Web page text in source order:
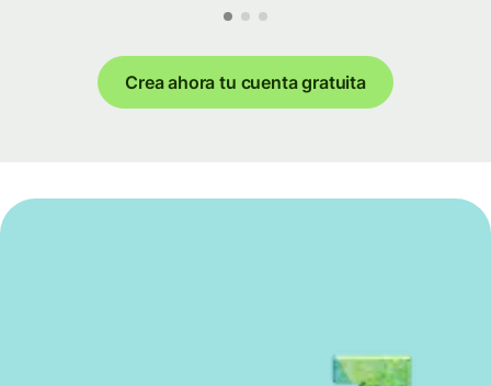
Crea ahora tu cuenta gratuita